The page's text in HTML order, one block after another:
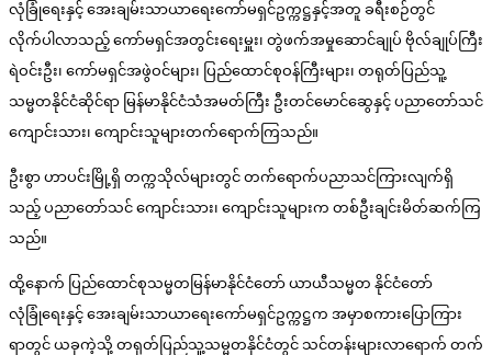
လုံခြုံရေးနှင့် အေးချမ်းသာယာရေးကော်မရှင်ဥက္ကဋ္ဌနှင့်အတူ ခရီးစဉ်တွင်
လိုက်ပါလာသည့် ကော်မရှင်အတွင်းရေးမှူး၊ တွဲဖက်အမှုဆောင်ချုပ် ဗိုလ်ချုပ်ကြီး
ရဲဝင်းဦး၊ ကော်မရှင်အဖွဲဝင်များ၊ ပြည်ထောင်စုဝန်ကြီးများ၊ တရုတ်ပြည်သူ့
သမ္မတနိုင်ငံဆိုင်ရာ မြန်မာနိုင်ငံသံအမတ်ကြီး ဦးတင်မောင်ဆွေနှင့် ပညာတော်သင်
ကျောင်းသား၊ ကျောင်းသူများတက်ရောက်ကြသည်။
ဦးစွာ ဟာပင်းမြို့ရှိ တက္ကသိုလ်များတွင် တက်ရောက်ပညာသင်ကြားလျက်ရှိ
သည့် ပညာတော်သင် ကျောင်းသား၊ ကျောင်းသူများက တစ်ဦးချင်းမိတ်ဆက်ကြ
သည်။
ထို့နောက် ပြည်ထောင်စုသမ္မတမြန်မာနိုင်ငံတော် ယာယီသမ္မတ နိုင်ငံတော်
လုံခြုံရေးနှင့် အေးချမ်းသာယာရေးကော်မရှင်ဥက္ကဋ္ဌက အမှာစကားပြောကြား
ရာတွင် ယခုကဲ့သို့ တရုတ်ပြည်သူ့သမ္မတနိုင်ငံတွင် သင်တန်းများလာရောက် တက်